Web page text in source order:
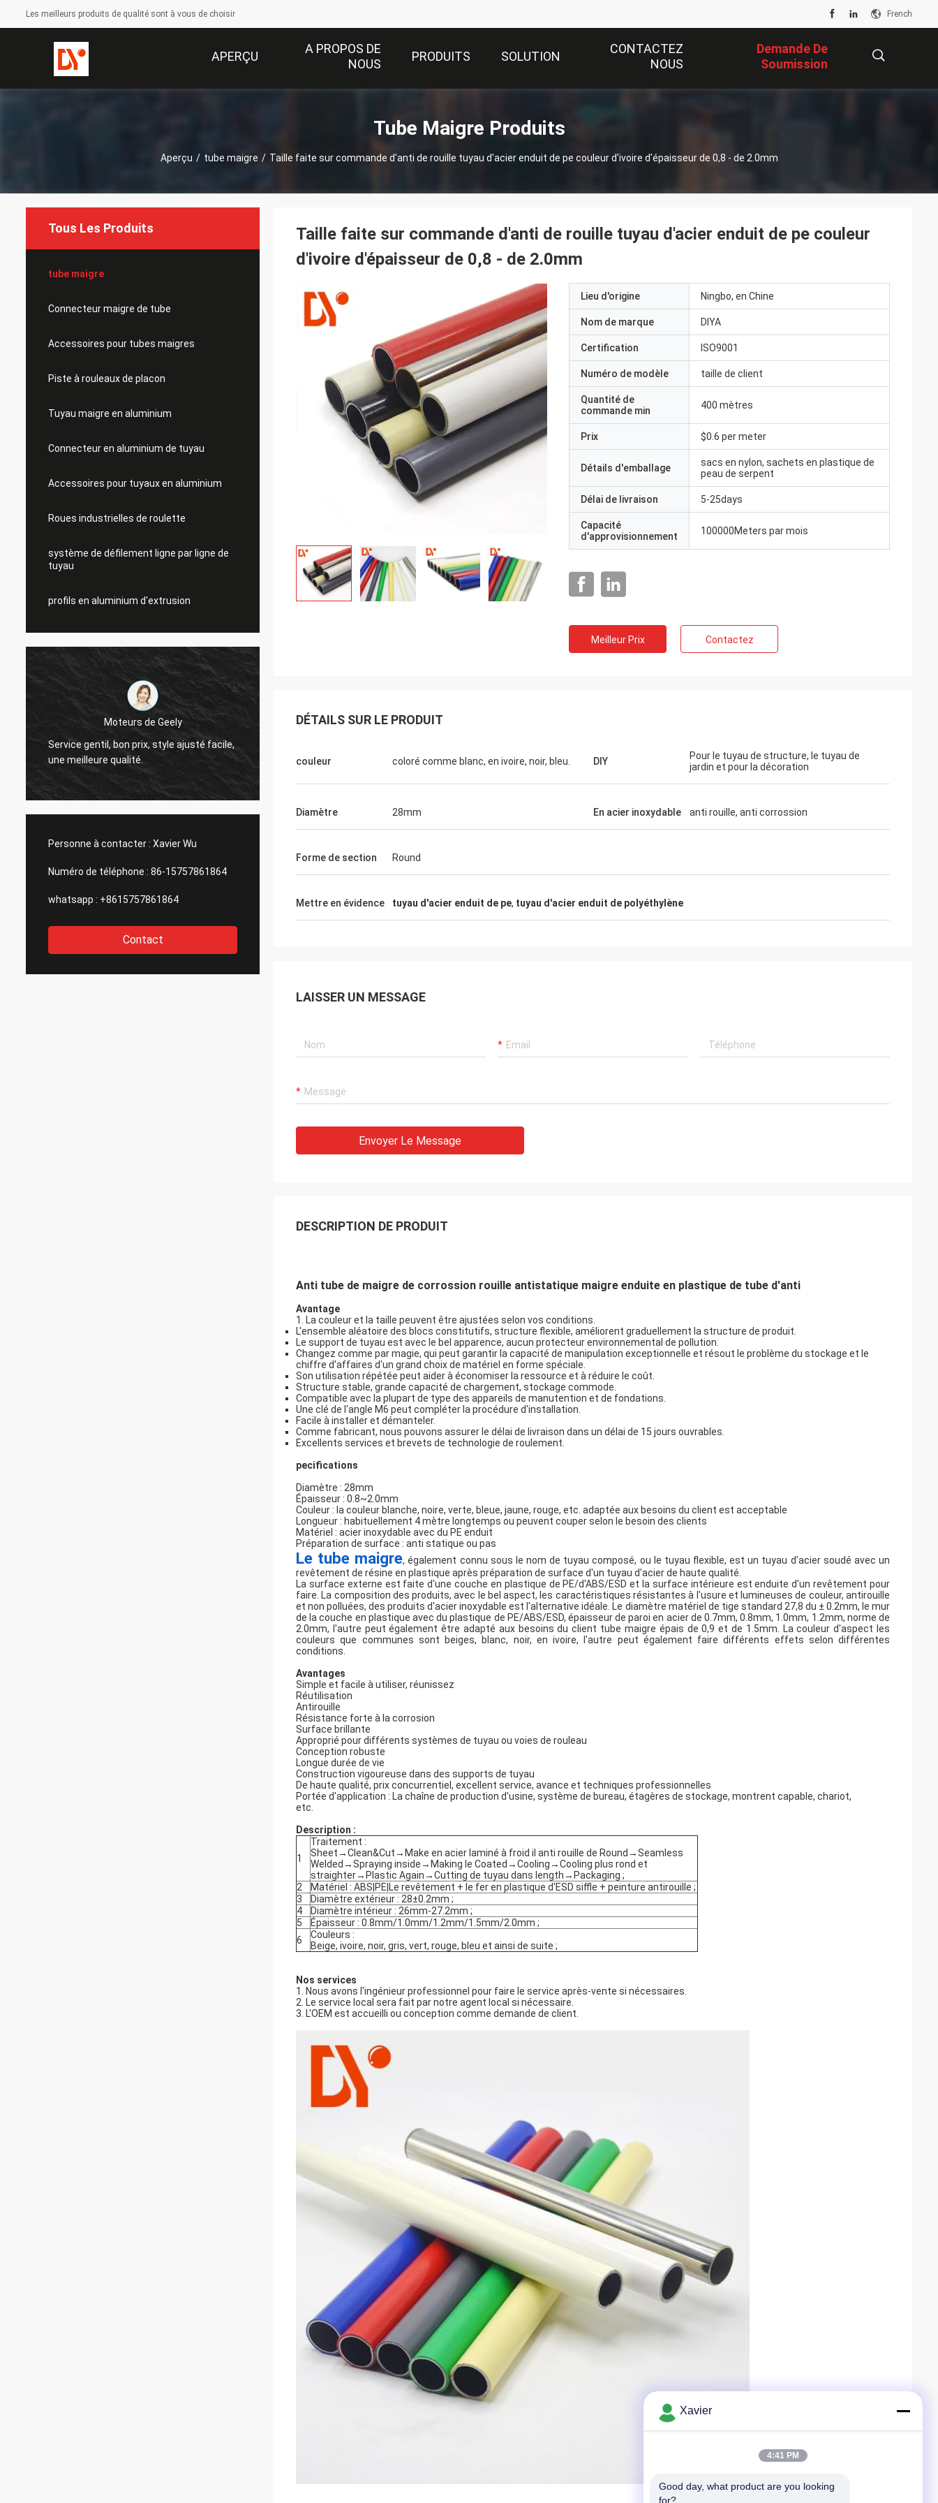
Les meilleurs produits de qualité sont à vous de choisir French
APERÇU
A PROPOS DE
NOUS
PRODUITS SOLUTION
CONTACTEZ
NOUS
Demande De
Soumission
Tube Maigre Produits
Aperçu / tube maigre / Taille faite sur commande d'anti de rouille tuyau d'acier enduit de pe couleur d'ivoire d'épaisseur de 0,8 - de 2.0mm
Tous Les Produits
tube maigre
Connecteur maigre de tube
Accessoires pour tubes maigres
Piste à rouleaux de placon
Tuyau maigre en aluminium
Connecteur en aluminium de tuyau
Accessoires pour tuyaux en aluminium
Roues industrielles de roulette
système de défilement ligne par ligne de
tuyau
profils en aluminium d'extrusion
facile,
Le Thinh-Vietnam
Bonjour, Johnson, arrangent svp 12000
mètres 2808 de tube maigre, couleur ene
ivoire.
société de prestations de services rapide
Personne à contacter : Xavier Wu
Numéro de téléphone : 86-15757861864
whatsapp : +8615757861864
Contact
Taille faite sur commande d'anti de rouille tuyau d'acier enduit de pe couleur
d'ivoire d'épaisseur de 0,8 - de 2.0mm
Lieu d'origine Ningbo, en Chine
Nom de marque DIYA
Certification ISO9001
Numéro de modèle taille de client
Quantité de
commande min
400 mètres
Prix $0.6 per meter
Détails d'emballage
sacs en nylon, sachets en plastique de
peau de serpent
Délai de livraison 5-25days
Capacité
d'approvisionnement
100000Meters par mois
Meilleur Prix Contactez
DÉTAILS SUR LE PRODUIT
couleur coloré comme blanc, en ivoire, noir, bleu. DIY
Pour le tuyau de structure, le tuyau de
jardin et pour la décoration
Diamètre 28mm En acier inoxydable anti rouille, anti corrossion
Forme de section Round
Mettre en évidence tuyau d'acier enduit de pe, tuyau d'acier enduit de polyéthylène
LAISSER UN MESSAGE
Envoyer Le Message
DESCRIPTION DE PRODUIT
Anti tube de maigre de corrossion rouille antistatique maigre enduite en plastique de tube d'anti
Avantage
1. La couleur et la taille peuvent être ajustées selon vos conditions.
L'ensemble aléatoire des blocs constitutifs, structure flexible, améliorent graduellement la structure de produit.
Le support de tuyau est avec le bel apparence, aucun protecteur environnemental de pollution.
Changez comme par magie, qui peut garantir la capacité de manipulation exceptionnelle et résout le problème du stockage et le
chiffre d'affaires d'un grand choix de matériel en forme spéciale.
Son utilisation répétée peut aider à économiser la ressource et à réduire le coût.
Structure stable, grande capacité de chargement, stockage commode.
Compatible avec la plupart de type des appareils de manutention et de fondations.
Une clé de l'angle M6 peut compléter la procédure d'installation.
Facile à installer et démanteler.
Comme fabricant, nous pouvons assurer le délai de livraison dans un délai de 15 jours ouvrables.
Excellents services et brevets de technologie de roulement.
pecifications
Diamètre : 28mm
Épaisseur : 0.8~2.0mm
Couleur : la couleur blanche, noire, verte, bleue, jaune, rouge, etc. adaptée aux besoins du client est acceptable
Longueur : habituellement 4 mètre longtemps ou peuvent couper selon le besoin des clients
Matériel : acier inoxydable avec du PE enduit
Préparation de surface : anti statique ou pas
Le tube maigre, également connu sous le nom de tuyau composé, ou le tuyau flexible, est un tuyau d'acier soudé avec un
revêtement de résine en plastique après préparation de surface d'un tuyau d'acier de haute qualité.
La surface externe est faite d'une couche en plastique de PE/d'ABS/ESD et la surface intérieure est enduite d'un revêtement pour
faire. La composition des produits, avec le bel aspect, les caractéristiques résistantes à l'usure et lumineuses de couleur, antirouille
et non polluées, des produits d'acier inoxydable est l'alternative idéale. Le diamètre matériel de tige standard 27,8 du ± 0.2mm, le mur
de la couche en plastique avec du plastique de PE/ABS/ESD, épaisseur de paroi en acier de 0.7mm, 0.8mm, 1.0mm, 1.2mm, norme de
2.0mm, l'autre peut également être adapté aux besoins du client tube maigre épais de 0,9 et de 1.5mm. La couleur d'aspect les
couleurs que communes sont beiges, blanc, noir, en ivoire, l'autre peut également faire différents effets selon différentes
conditions.
Avantages
Simple et facile à utiliser, réunissez
Réutilisation
Antirouille
Résistance forte à la corrosion
Surface brillante
Approprié pour différents systèmes de tuyau ou voies de rouleau
Conception robuste
Longue durée de vie
Construction vigoureuse dans des supports de tuyau
De haute qualité, prix concurrentiel, excellent service, avance et techniques professionnelles
Portée d'application : La chaîne de production d'usine, système de bureau, étagères de stockage, montrent capable, chariot,
etc.
Description :
1
Traitement :
Sheet→Clean&Cut→Make en acier laminé à froid il anti rouille de Round→Seamless
Welded→Spraying inside→Making le Coated→Cooling→Cooling plus rond et
straighter→Plastic Again→Cutting de tuyau dans length→Packaging ;
2
Matériel : ABS|PE|Le revêtement + le fer en plastique d'ESD siffle + peinture antirouille ;
3
Diamètre extérieur : 28±0.2mm ;
4
Diamètre intérieur : 26mm-27.2mm ;
5
Épaisseur : 0.8mm/1.0mm/1.2mm/1.5mm/2.0mm ;
6
Couleurs :
Beige, ivoire, noir, gris, vert, rouge, bleu et ainsi de suite ;
Nos services
1. Nous avons l'ingénieur professionnel pour faire le service après-vente si nécessaires.
2. Le service local sera fait par notre agent local si nécessaire.
3. L'OEM est accueilli ou conception comme demande de client.
Xavier
4:41 PM
Good day, what product are you looking
for?